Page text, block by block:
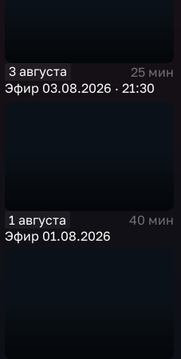
3 августа
25 мин
Эфир 03.08.2026 · 21:30
1 августа
40 мин
Эфир 01.08.2026